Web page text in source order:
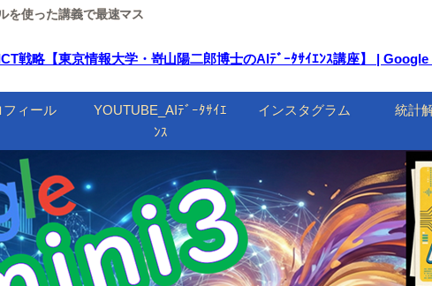
使った講義で最速マス
戦略【東京情報大学・嵜山陽二郎博士のAIﾃﾞｰﾀｻｲｴﾝｽ講座】 |
フィール
YOUTUBE_AIﾃﾞｰﾀｻｲｴ
ﾝｽ
インスタグラム 統計